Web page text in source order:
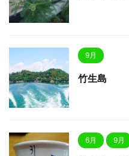
9月
竹生島
6月 9月